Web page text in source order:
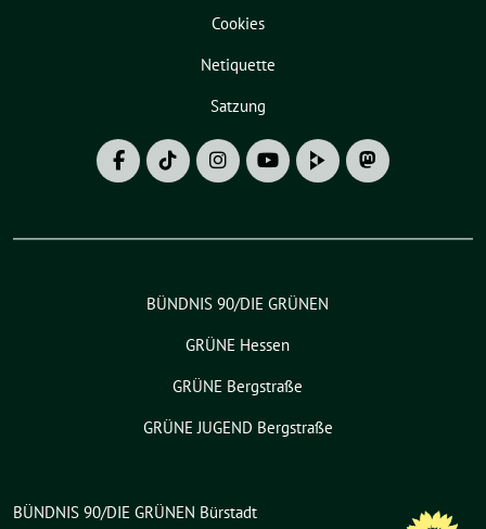
Cookies
Netiquette
Satzung
BÜNDNIS 90/DIE GRÜNEN
GRÜNE Hessen
GRÜNE Bergstraße
GRÜNE JUGEND Bergstraße
BÜNDNIS 90/DIE GRÜNEN Bürstadt